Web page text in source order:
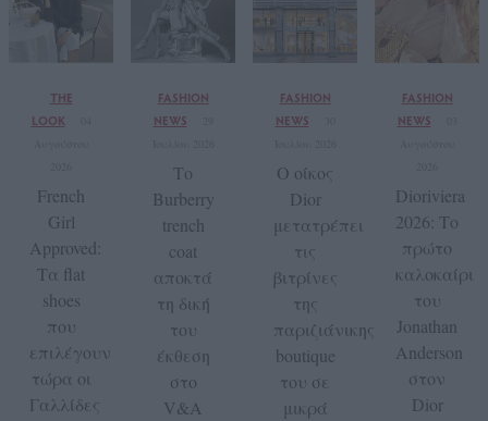
THE
LOOK
French
Girl
Approved:
Τα flat
shoes
που
επιλέγουν
τώρα οι
Γαλλίδες
FASHION
NEWS
Το
Burberry
trench
coat
αποκτά
τη δική
του
έκθεση
στο
V&A
FASHION
NEWS
Ο οίκος
Dior
μετατρέπει
τις
βιτρίνες
της
παριζιάνικης
boutique
του σε
μικρά
FASHION
NEWS
Dioriviera
2026: Το
πρώτο
καλοκαίρι
του
Jonathan
Anderson
στον
Dior